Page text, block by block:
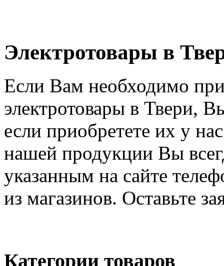
Электротовары в
Если Вам необходимо
электротовары в Твери,
если приобретете их у
нашей продукции Вы
указанным на сайте
из магазинов. Оставьте
Категории товаров